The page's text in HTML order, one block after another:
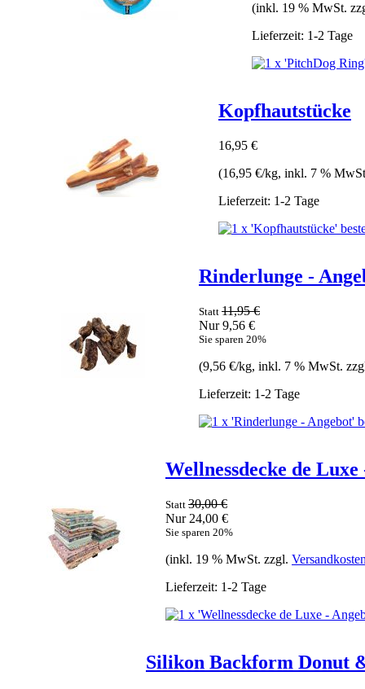
(inkl. 19 % MwSt.
Lieferzeit: 1-2 Tage
Kopfhautstücke
16,95 €
(16,95 €/kg, inkl. 7 %
Lieferzeit: 1-2 Tage
Rinderlunge -
Statt 11,95 €
Nur 9,56 €
Sie sparen 20%
(9,56 €/kg, inkl. 7 % MwSt.
Lieferzeit: 1-2 Tage
Wellnessdecke de Luxe
Statt 30,00 €
Nur 24,00 €
Sie sparen 20%
(inkl. 19 % MwSt. zzgl.
Lieferzeit: 1-2 Tage
Silikon Backform Donut